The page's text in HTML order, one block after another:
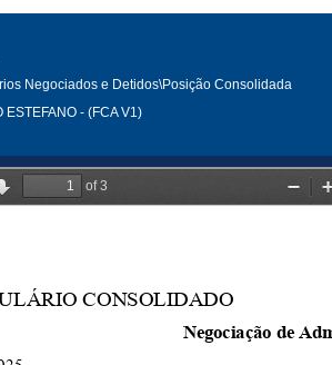
Negociados e Detidos\Posição Consolidada
ESTEFANO - (FCA V1)